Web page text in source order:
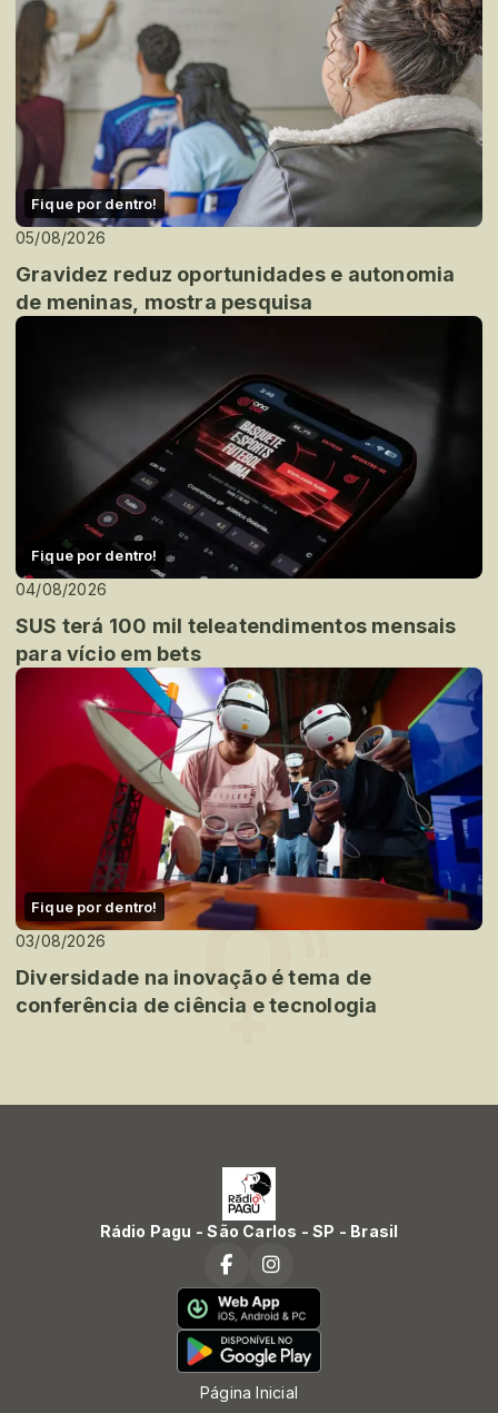
Fique por dentro!
05/08/2026
Gravidez reduz oportunidades e autonomia
de meninas, mostra pesquisa
Fique por dentro!
04/08/2026
SUS terá 100 mil teleatendimentos mensais
para vício em bets
Fique por dentro!
03/08/2026
Diversidade na inovação é tema de
conferência de ciência e tecnologia
Rádio Pagu - São Carlos - SP - Brasil
Página Inicial